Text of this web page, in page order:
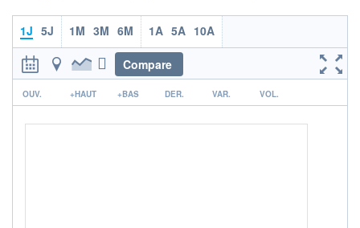
OUVERTURE
0,0117
CLÔTURE VEILLE
0,0117 0,0117
COTATION SPÉCIFIQUE
1J 5J 1M 3M 6M 1A 5A 10A
Compare
r
OUV. +HAUT +BAS DER. VAR. VOL.